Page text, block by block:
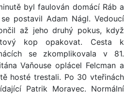
byl faulován domácí Ráb a
postavil Adam Nágl. Vedoucí
až jeho druhý pokus, když
kop opakovat. Cesta k
se zkomplikovala v 81.
Vaňouse oplácel Felcman a
hosté trestali. Po 30 vteřinách
Patrik Moravec. Normální